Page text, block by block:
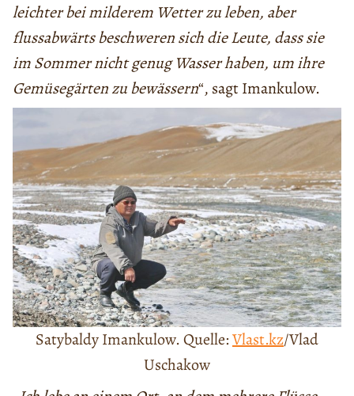
leichter bei milderem Wetter zu leben, aber
flussabwärts beschweren sich die Leute, dass sie
im Sommer nicht genug Wasser haben, um ihre
Gemüsegärten zu bewässern“, sagt Imankulow.
Satybaldy Imankulow. Quelle:Vlast.kz/Vlad
Uschakow